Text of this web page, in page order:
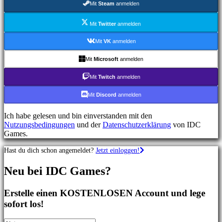
Rennspiele
Gelegenheitsspiele
Indie
Simulationsspiele
Kampfspiele
Gemeinschaft
Gameplay
In-
Game
Events
Media
Foren
IDC
Gifts
IDC
Mit Steam anmelden
MitTwitteranmelden
Mit VKanmelden
Mit Microsoft anmelden
Mit Twitch anmelden
Mit Discord anmelden
Ich habe gelesen und bin einverstanden mit den
Nutzungsbedingungen und derDatenschutzerklärung von IDC
Games.
Hast du dich schon angemeldet? Jetzt einloggen!
Neu bei IDC Games?
Erstelle einen KOSTENLOSEN Account und lege
sofort los!